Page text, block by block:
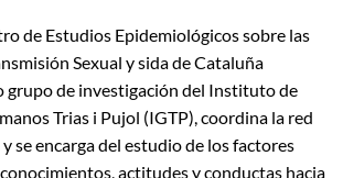
de Estudios Epidemiológicos sobre las
Sexual y sida de Cataluña
grupo de investigación del Instituto de
Trias i Pujol (IGTP), coordina la red
se encarga del estudio de los factores
actitudes y conductas hacia